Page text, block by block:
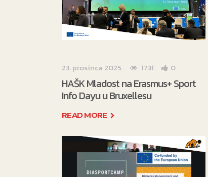
23. prosinca 2025. 1731 0
HAŠK Mladost na Erasmus+ Sport
Info Dayu u Bruxellesu
READ MORE